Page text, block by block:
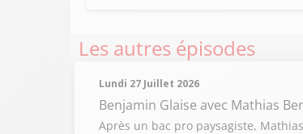
Les autres épisodes
Lundi 27 Juillet 2026
Benjamin Glaise avec Mathias
Après un bac pro paysagiste,